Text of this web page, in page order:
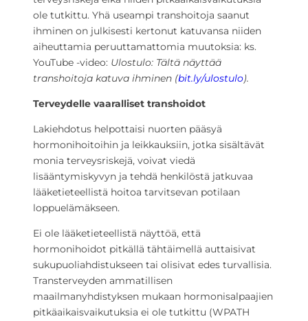
ole tutkittu. Yhä useampi transhoitoja saanut
ihminen on julkisesti kertonut katuvansa niiden
aiheuttamia peruuttamattomia muutoksia: ks.
YouTube -video: Ulostulo: Tältä näyttää
transhoitoja katuva ihminen (bit.ly/ulostulo).
Terveydelle vaaralliset transhoidot
Lakiehdotus helpottaisi nuorten pääsyä
hormonihoitoihin ja leikkauksiin, jotka sisältävät
monia terveysriskejä, voivat viedä
lisääntymiskyvyn ja tehdä henkilöstä jatkuvaa
lääketieteellistä hoitoa tarvitsevan potilaan
loppuelämäkseen.
Ei ole lääketieteellistä näyttöä, että
hormonihoidot pitkällä tähtäimellä auttaisivat
sukupuoliahdistukseen tai olisivat edes turvallisia.
Transterveyden ammatillisen
maailmanyhdistyksen mukaan hormonisalpaajien
pitkäaikaisvaikutuksia ei ole tutkittu (WPATH